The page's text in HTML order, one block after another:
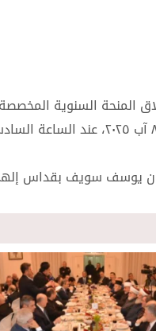
المنحة السنوية
لذكرى مثلثِ الرحمَةِ المطران بطرس
يوسف سويف بقداس